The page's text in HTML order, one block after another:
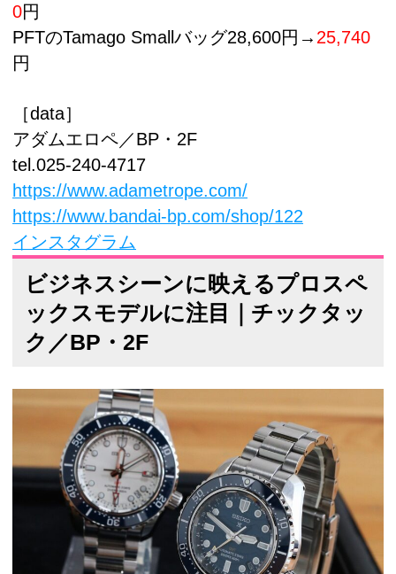
0円
PFTのTamago Smallバッグ28,600円→ 25,740
円
［data］
アダムエロペ／BP・2F
tel.025-240-4717
https://www.adametrope.com/
https://www.bandai-bp.com/shop/122
インスタグラム
ビジネスシーンに映えるプロスペ
ックスモデルに注目｜チックタッ
ク／BP・2F